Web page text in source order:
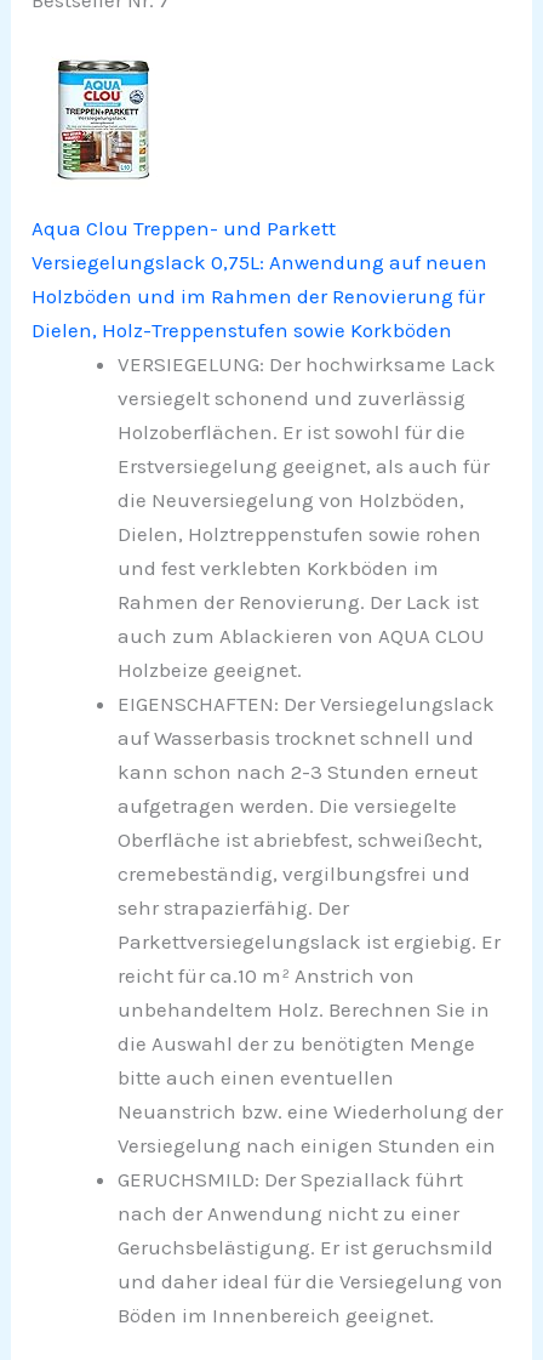
Aqua Clou Treppen- und Parkett
Versiegelungslack 0,75L: Anwendung auf neuen
Holzböden und im Rahmen der Renovierung für
Dielen, Holz-Treppenstufen sowie Korkböden
VERSIEGELUNG: Der hochwirksame Lack
versiegelt schonend und zuverlässig
Holzoberflächen. Er ist sowohl für die
Erstversiegelung geeignet, als auch für
die Neuversiegelung von Holzböden,
Dielen, Holztreppenstufen sowie rohen
und fest verklebten Korkböden im
Rahmen der Renovierung. Der Lack ist
auch zum Ablackieren von AQUA CLOU
Holzbeize geeignet.
EIGENSCHAFTEN: Der Versiegelungslack
auf Wasserbasis trocknet schnell und
kann schon nach 2-3 Stunden erneut
aufgetragen werden. Die versiegelte
Oberfläche ist abriebfest, schweißecht,
cremebeständig, vergilbungsfrei und
sehr strapazierfähig. Der
Parkettversiegelungslack ist ergiebig. Er
reicht für ca.10 m² Anstrich von
unbehandeltem Holz. Berechnen Sie in
die Auswahl der zu benötigten Menge
bitte auch einen eventuellen
Neuanstrich bzw. eine Wiederholung der
Versiegelung nach einigen Stunden ein
GERUCHSMILD: Der Speziallack führt
nach der Anwendung nicht zu einer
Geruchsbelästigung. Er ist geruchsmild
und daher ideal für die Versiegelung von
Böden im Innenbereich geeignet.